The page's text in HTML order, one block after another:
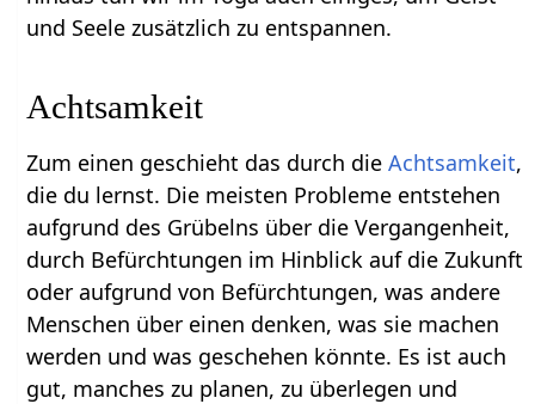
und Seele zusätzlich zu entspannen.
Achtsamkeit
Zum einen geschieht das durch dieAchtsamkeit,
die du lernst. Die meisten Probleme entstehen
aufgrund des Grübelns über die Vergangenheit,
durch Befürchtungen im Hinblick auf die Zukunft
oder aufgrund von Befürchtungen, was andere
Menschen über einen denken, was sie machen
werden und was geschehen könnte. Es ist auch
gut, manches zu planen, zu überlegen und